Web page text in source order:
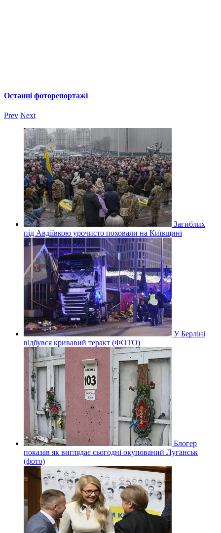
Останні фоторепортажі
Prev Next
Загиблих
під Авдіївкою урочисто поховали на Київщині
У Берліні
відбувся кривавий теракт (ФОТО)
Блогер
показав як виглядає сьогодні окупований Луганськ
(фото)